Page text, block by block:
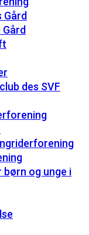
des SVF
og unge i